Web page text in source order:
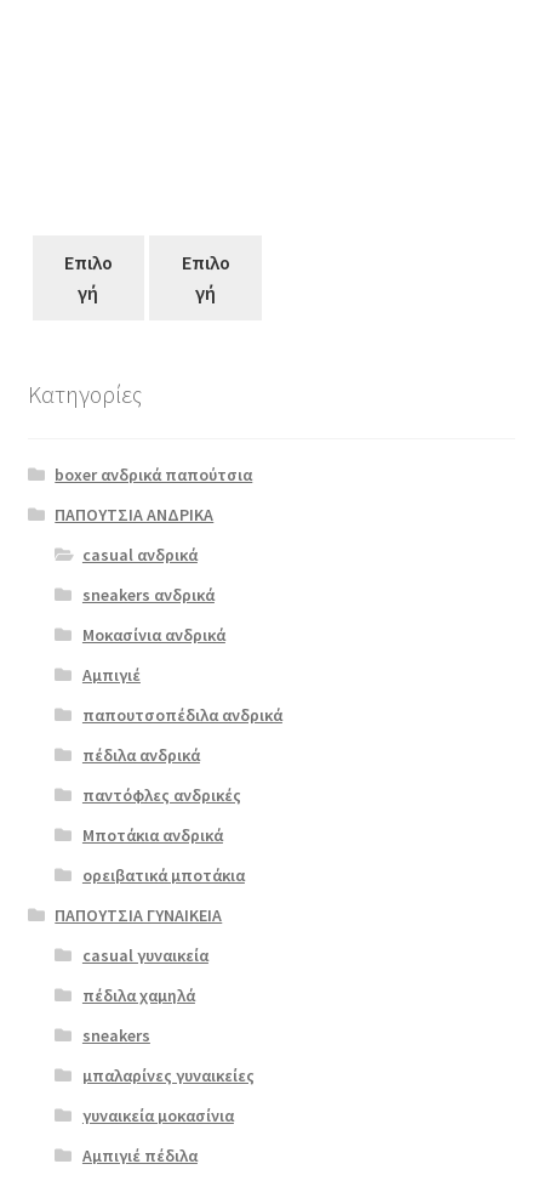
γή
Επιλο
γή
Επιλο
γή
boxer 13109
μαύρο
ΠΡΟΣΦΟΡΆ!
89.00
Original
price
€89.00.
€ 72.00Η
τρέχουσα
είναι:
€72.00.
προϊόν
έχει
πολλαπλές
επιλογές
μπορούν
επιλεγούν
στη
σελίδα
προϊόντος
Κατηγορίες
boxer ανδρικά παπούτσια
ΠΑΠΟΥΤΣΙΑ ΑΝΔΡΙΚΑ
casual ανδρικά
sneakers ανδρικά
Μοκασίνια ανδρικά
Αμπιγιέ
παπουτσοπέδιλα ανδρικά
πέδιλα ανδρικά
παντόφλες ανδρικές
Μποτάκια ανδρικά
ορειβατικά μποτάκια
ΠΑΠΟΥΤΣΙΑ ΓΥΝΑΙΚΕΙΑ
casual γυναικεία
πέδιλα χαμηλά
sneakers
μπαλαρίνες γυναικείες
γυναικεία μοκασίνια
Αμπιγιέ πέδιλα